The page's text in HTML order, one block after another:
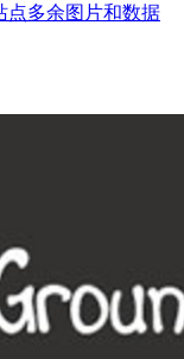
点多余图片和数据